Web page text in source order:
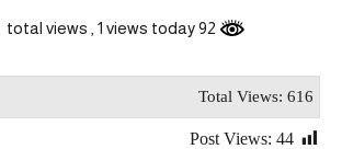
, 1 views today
Total Views: 616
Post Views: 44